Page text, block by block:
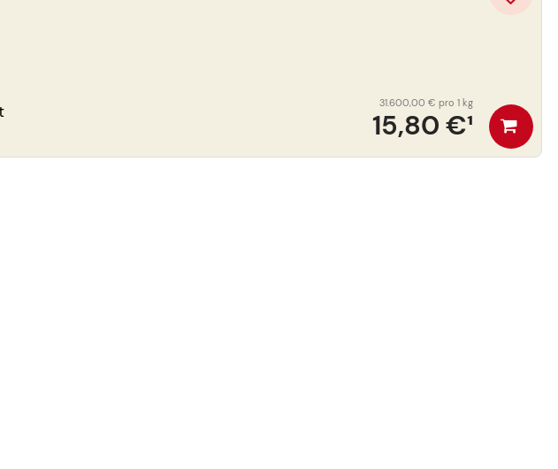
15,80 €¹
31.600,00 € pro 1 kg